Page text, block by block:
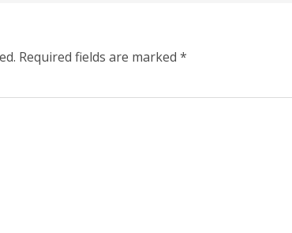
Required fields are marked *